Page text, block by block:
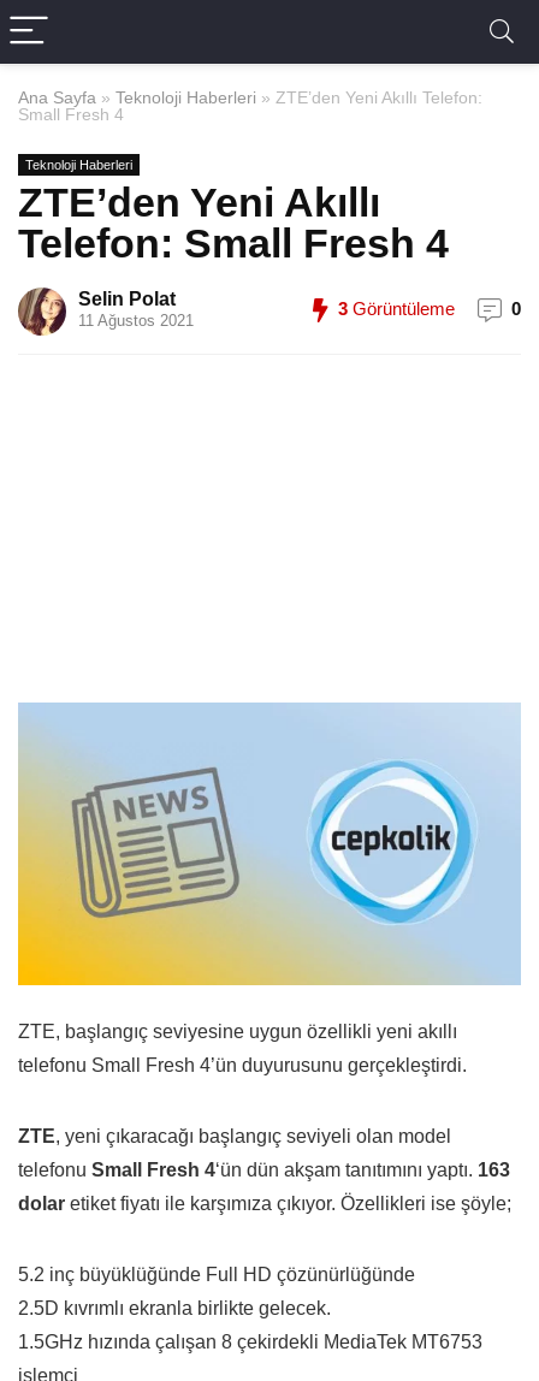
Ana Sayfa » Teknoloji Haberleri » ZTE’den Yeni Akıllı Telefon:
Small Fresh 4
Teknoloji Haberleri
ZTE’den Yeni Akıllı
Telefon: Small Fresh 4
Selin Polat
11 Ağustos 2021
3 Görüntüleme 0
ZTE, başlangıç seviyesine uygun özellikli yeni akıllı
telefonu Small Fresh 4’ün duyurusunu gerçekleştirdi.
ZTE, yeni çıkaracağı başlangıç seviyeli olan model
telefonu Small Fresh 4‘ün dün akşam tanıtımını yaptı. 163
dolar etiket fiyatı ile karşımıza çıkıyor. Özellikleri ise şöyle;
5.2 inç büyüklüğünde Full HD çözünürlüğünde
2.5D kıvrımlı ekranla birlikte gelecek.
1.5GHz hızında çalışan 8 çekirdekli MediaTek MT6753
işlemci